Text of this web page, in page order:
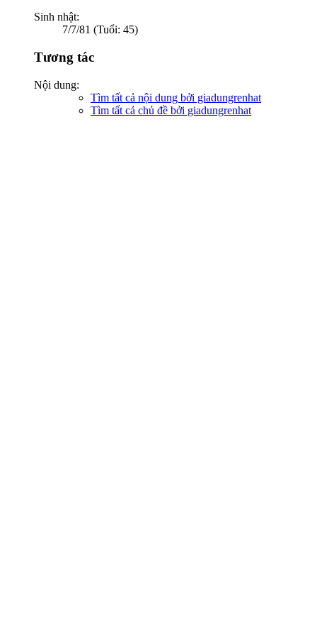
Sinh nhật:
7/7/81 (Tuổi: 45)
Tương tác
Nội dung:
Tìm tất cả nội dung bởi giadungrenhat
Tìm tất cả chủ đề bởi giadungrenhat